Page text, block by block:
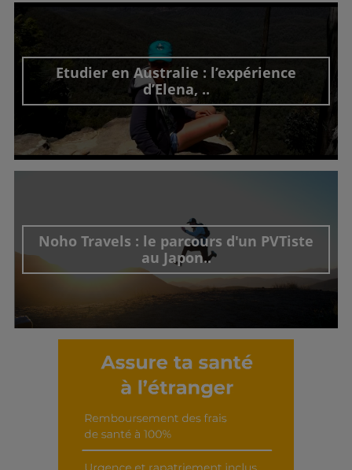
Etudier en Australie : l’expérience
d’Elena, ..
Noho Travels : le parcours d'un PVTiste
au Japon..
Découvrir cet interview